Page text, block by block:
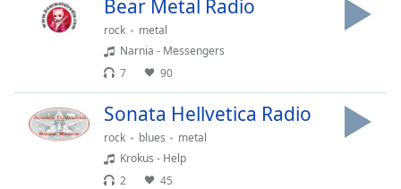
Seek to
Remaining
Time-
Bear Metal Radio
rock
metal
Narnia - Messengers
7
90
Sonata Hellvetica Radio
rock blues
metal
Krokus - Help
2
45